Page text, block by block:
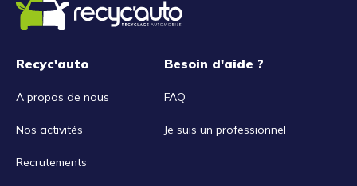
Recyc'auto
A propos de nous
Nos activités
Recrutements
Besoin d'aide ?
FAQ
Je suis un professionnel